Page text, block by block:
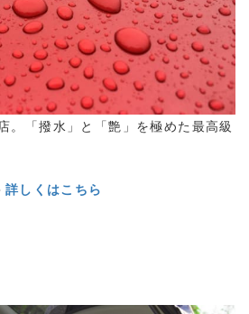
。「撥水」と「艶」を極めた最高級
詳しくはこちら